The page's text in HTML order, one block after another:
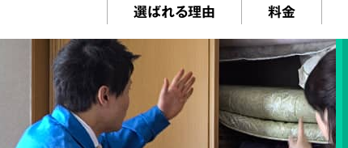
選ばれる理由 料金